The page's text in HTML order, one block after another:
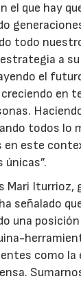
el que hay
todo
a
el
en
todos lo
este
Mari Iturrioz,
señalado
una posición
como la